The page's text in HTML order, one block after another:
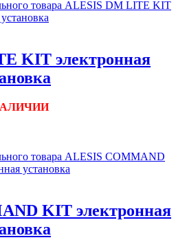
KIT электронная
KIT электронная